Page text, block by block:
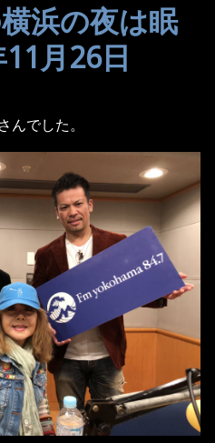
浜の夜は眠
月26日
でした。